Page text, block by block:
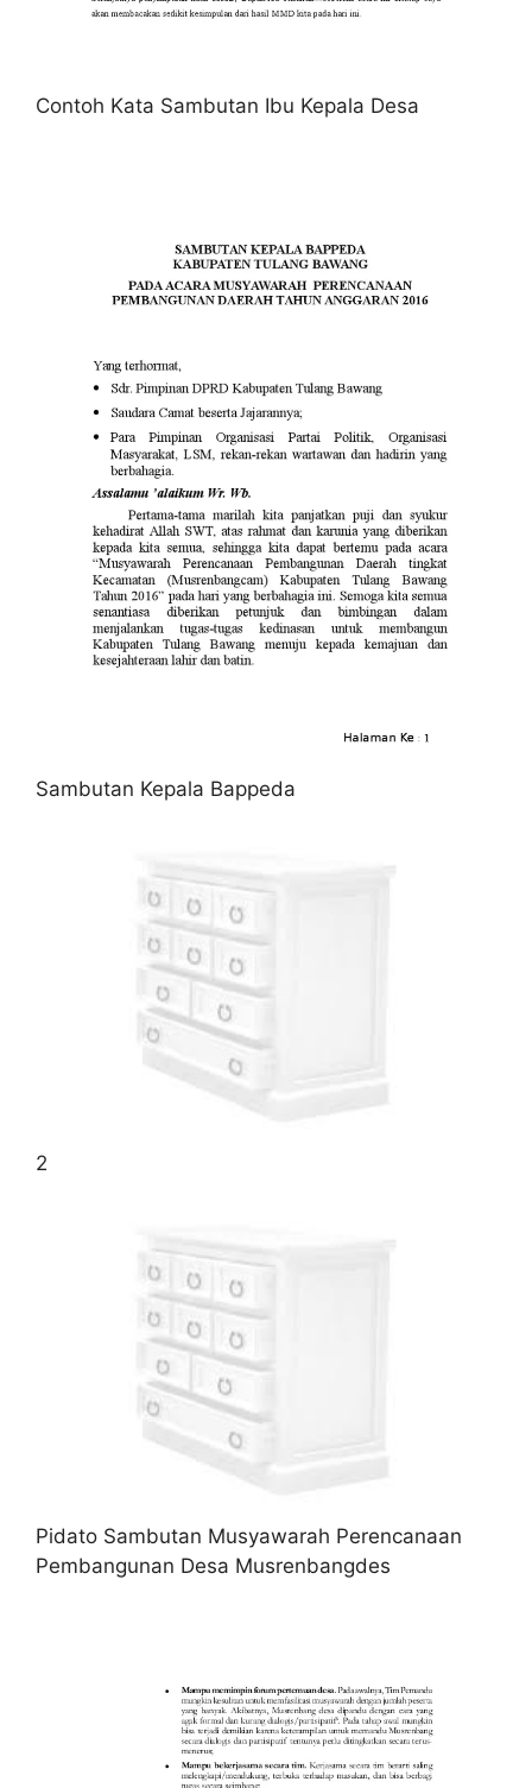
Contoh Kata Sambutan Ibu Kepala Desa
Sambutan Kepala Bappeda
2
Pidato Sambutan Musyawarah Perencanaan
Pembangunan Desa Musrenbangdes